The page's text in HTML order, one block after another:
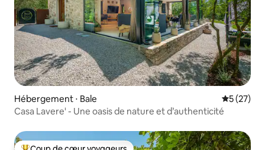
Hébergement ⋅ Bale
5 (27)
Casa Lavere' - Une oasis de nature et d’authenticité